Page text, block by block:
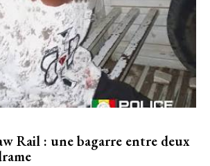
Rail : une bagarre entre deux